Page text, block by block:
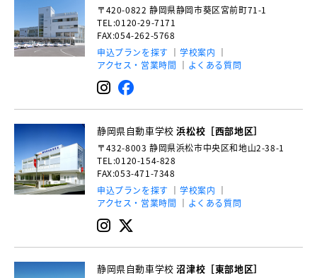
〒420-0822 静岡県静岡市葵区宮前町71-1
TEL:0120-29-7171
FAX:054-262-5768
申込プランを探す
学校案内
アクセス・営業時間
よくある質問
静岡県自動車学校浜松校［西部地区］
〒432-8003 静岡県浜松市中央区和地山2-38-1
TEL:0120-154-828
FAX:053-471-7348
申込プランを探す
学校案内
アクセス・営業時間
よくある質問
静岡県自動車学校沼津校［東部地区］